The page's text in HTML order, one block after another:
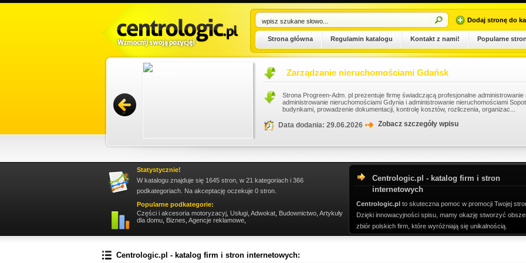
Dodaj stronę do
Strona główna Regulamin katalogu Kontakt z nami! Popularne
ofertę. Uwzględnia ona dobre jakościowo
a jeżeli potrzebne są Ci worki do
Zarządzanie nieruchomościami Gdańsk
Strona Progreen-Adm. pl prezentuje firmę świadczącą profesjonalne administrowanie
administrowanie nieruchomościami Gdynia i administrowanie nieruchomościami
budynkami, prowadzenie dokumentacji, kontrolę kosztów, rozliczenia, organizac...
Data dodania: 29.06.2026 Zobacz szczegóły wpisu
Centrologic.pl - katalog firm i stron
internetowych
Centrologic.pl to skuteczna pomoc w promocji Twojej
Dzięki innowacyjności spisu, mamy okazję stworzyć
zbiór polskich firm, które wyróżniają się unikalnością.
Statystycznie!
W katalogu znajduje się 1645 stron, w 21 kategoriach i 366
podkategoriach. Na akceptację oczekuje 0 stron.
Popularne podkategorie:
Części i akcesoria motoryzacyj Usługi Adwokat Budownictwo Artykuły
dla domu Biznes Agencje reklamowe
Centrologic.pl - katalog firm i stron internetowych: